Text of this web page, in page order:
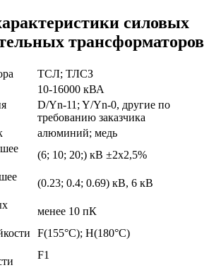
силовых
трансформаторов
ТСЛ; ТЛСЗ
10-16000 кВА
D/Yn-11; Y/Yn-0, другие по
требованию заказчика
алюминий; медь
(6; 10; 20;) кВ ±2х2,5%
(0.23; 0.4; 0.69) кВ, 6 кВ
менее 10 пК
F(155°С); H(180°C)
F1